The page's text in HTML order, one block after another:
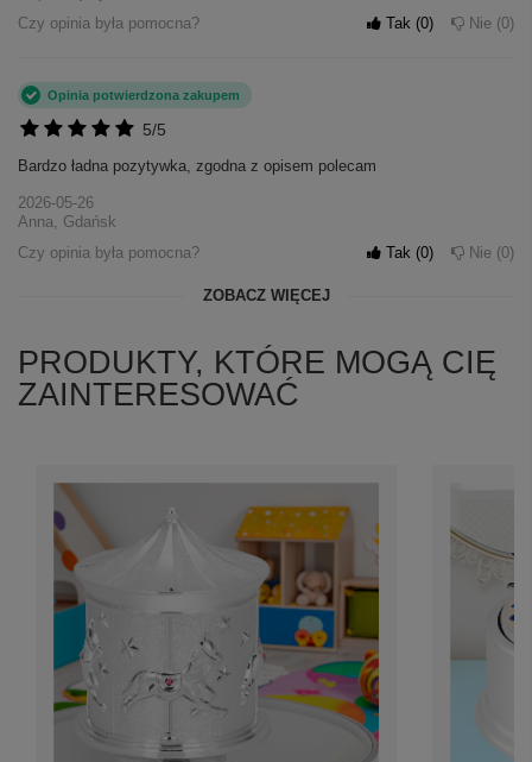
Czy opinia była pomocna?
Tak 0 Nie 0
5/5
Opinia potwierdzona zakupem
Bardzo ładna pozytywka, zgodna z opisem polecam
2026-05-26
Anna, Gdańsk
Czy opinia była pomocna?
Tak 0 Nie 0
ZOBACZ WIĘCEJ
PRODUKTY, KTÓRE MOGĄ CIĘ
ZAINTERESOWAĆ